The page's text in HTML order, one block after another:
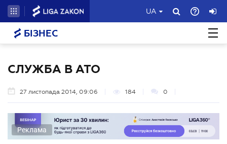
UA
БІЗНЕС
СЛУЖБА В АТО
27 листопада 2014, 09:06 184 0
Реклама